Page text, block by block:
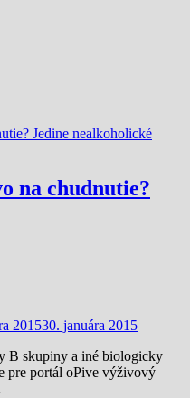
na chudnutie?
201530. januára 2015
B skupiny a iné biologicky
pre portál oPive výživový